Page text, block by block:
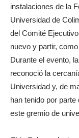
instalaciones de la
Universidad de
del Comité
nuevo y partir,
Durante el evento,
reconoció la
Universidad y, de
han tenido por
este gremio de